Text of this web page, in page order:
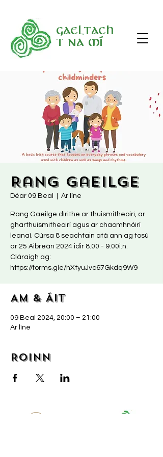
Gaeltach
t na Mí
Rang Gaeilge
Déar 09 Beal Ar líne
Rang Gaeilge dírithe ar thuismitheoirí, ar
gharthuismitheoirí agus ar chaomhnóirí
leanaí. Cúrsa 8 seachtain atá ann ag tosú
ar 25 Aibreán 2024 idir 8.00 - 9.00i.n.
Cláraigh ag:
https://forms.gle/hXtyuJvc67Gkdq9W9
Am & Áit
09 Beal 2024, 20:00 – 21:00
Ar líne
Roinn